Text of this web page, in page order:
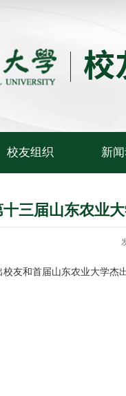
校友组织 新
三届山东农业
友和首届山东农业大学杰